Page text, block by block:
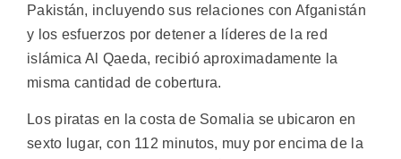
Pakistán, incluyendo sus relaciones con Afganistán
y los esfuerzos por detener a líderes de la red
islámica Al Qaeda, recibió aproximadamente la
misma cantidad de cobertura.
Los piratas en la costa de Somalia se ubicaron en
sexto lugar, con 112 minutos, muy por encima de la